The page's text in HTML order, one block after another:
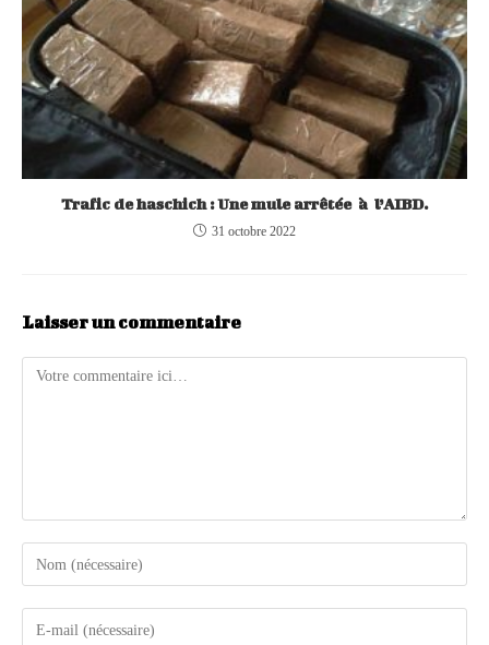
Trafic de haschich : Une mule arrêtée à l’AIBD.
31 octobre 2022
Laisser un commentaire